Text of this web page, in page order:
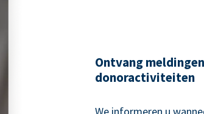
Ontvang
donoractiviteiten